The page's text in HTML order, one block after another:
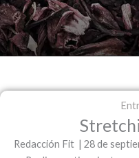
Redacción Fit | 28 de